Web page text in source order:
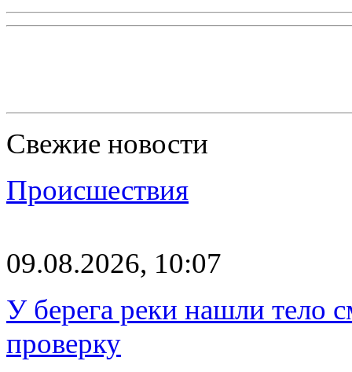
Свежие новости
Происшествия
09.08.2026, 10:07
У берега реки нашли тело
проверку